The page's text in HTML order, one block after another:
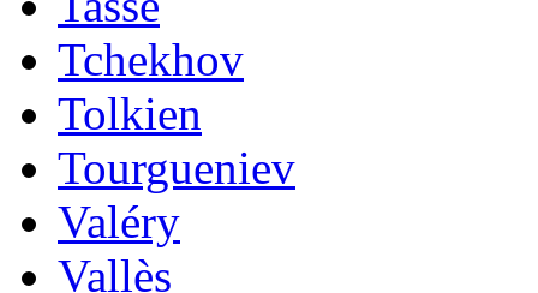
Tchekhov
Tolkien
Tourgueniev
Valéry
Vallès